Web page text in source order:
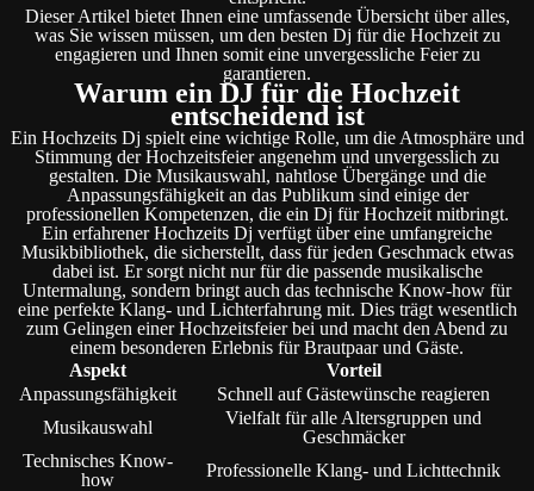
Dieser Artikel bietet Ihnen eine umfassende Übersicht über alles,
was Sie wissen müssen, um den besten Dj für die Hochzeit zu
engagieren und Ihnen somit eine unvergessliche Feier zu
garantieren.
Warum ein DJ für die Hochzeit
entscheidend ist
Ein Hochzeits Dj spielt eine wichtige Rolle, um die Atmosphäre und
Stimmung der Hochzeitsfeier angenehm und unvergesslich zu
gestalten. Die Musikauswahl, nahtlose Übergänge und die
Anpassungsfähigkeit an das Publikum sind einige der
professionellen Kompetenzen, die ein Dj für Hochzeit mitbringt.
Ein erfahrener Hochzeits Dj verfügt über eine umfangreiche
Musikbibliothek, die sicherstellt, dass für jeden Geschmack etwas
dabei ist. Er sorgt nicht nur für die passende musikalische
Untermalung, sondern bringt auch das technische Know-how für
eine perfekte Klang- und Lichterfahrung mit. Dies trägt wesentlich
zum Gelingen einer Hochzeitsfeier bei und macht den Abend zu
einem besonderen Erlebnis für Brautpaar und Gäste.
Aspekt
Vorteil
Anpassungsfähigkeit
Schnell auf Gästewünsche reagieren
Musikauswahl
Vielfalt für alle Altersgruppen und
Geschmäcker
Technisches Know-
how
Professionelle Klang- und Lichttechnik